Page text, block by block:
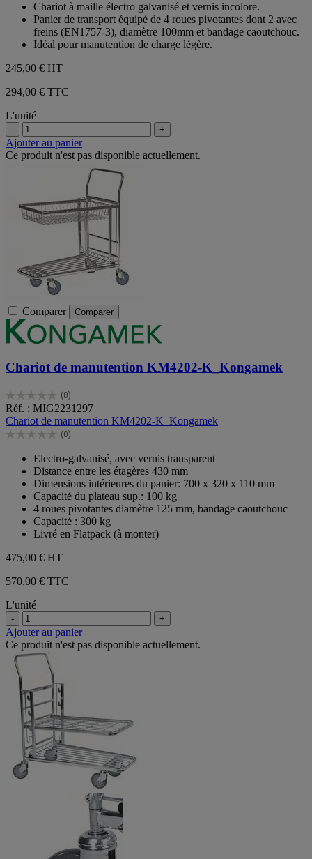
étoiles.
Chariot à maille électro galvanisé et vernis incolore.
Panier de transport équipé de 4 roues pivotantes dont 2 avec
freins (EN1757-3), diamètre 100mm et bandage caoutchouc.
Idéal pour manutention de charge légère.
245,00 € HT
294,00 € TTC
L'unité
- +
Ajouter au panier
Ce produit n'est pas disponible actuellement.
Comparer Comparer
Chariot de manutention KM4202-K_Kongamek
(0)
0.0
sur
5
étoiles.
Réf. : MIG2231297
Chariot de manutention KM4202-K_Kongamek
(0)
0.0
étoiles.
Electro-galvanisé, avec vernis transparent
Distance entre les étagères 430 mm
Dimensions intérieures du panier: 700 x 320 x 110 mm
Capacité du plateau sup.: 100 kg
4 roues pivotantes diamètre 125 mm, bandage caoutchouc
Capacité : 300 kg
Livré en Flatpack (à monter)
475,00 € HT
570,00 € TTC
L'unité
- +
Ajouter au panier
Ce produit n'est pas disponible actuellement.